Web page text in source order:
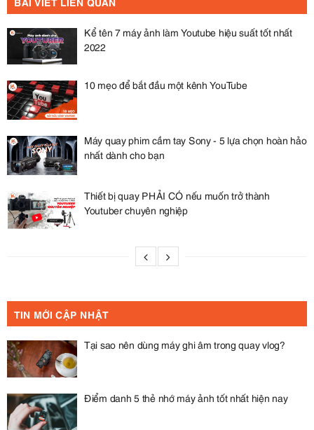
Kể tên 7 máy ảnh làm Youtube hiệu suất tốt nhất
2022
10 mẹo để bắt đầu một kênh YouTube
Máy quay phim cầm tay Sony - 5 lựa chọn hoàn hảo
nhất dành cho bạn
Thiết bị quay PHẢI CÓ nếu muốn trở thành
Youtuber chuyên nghiệp
TIN MỚI CẬP NHẬT
Tại sao nên dùng máy ghi âm trong quay vlog?
Điểm danh 5 thẻ nhớ máy ảnh tốt nhất hiện nay